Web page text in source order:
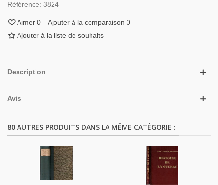
Référence: 3824
Aimer 0 Ajouter à la comparaison 0
Ajouter à la liste de souhaits
Description
Avis
80 AUTRES PRODUITS DANS LA MÊME CATÉGORIE :